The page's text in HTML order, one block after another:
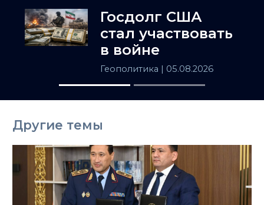
заочно
Госдолг США
стал участвовать
в войне
Геополитика | 05.08.2026
Другие темы